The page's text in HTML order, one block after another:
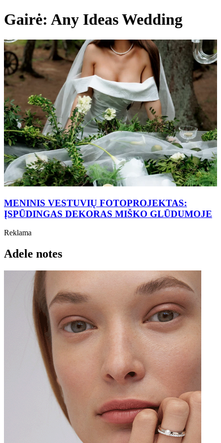
Gairė: Any Ideas Wedding
MENINIS VESTUVIŲ FOTOPROJEKTAS:
ĮSPŪDINGAS DEKORAS MIŠKO GLŪDUMOJE
Reklama
Adele notes